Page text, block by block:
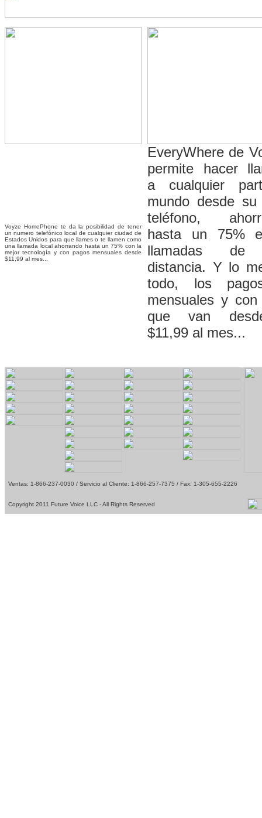
Voyze HomePhone te da la posibilidad de tener
un numero telefónico local de cualquier ciudad de
Estados Unidos para que llames o te llamen como
una llamada local ahorrando hasta un 75% con la
mejor tecnología y con pagos mensuales desde
$11,99 al mes...
EveryWhere de
permite hacer
a cualquier
mundo desde su
teléfono,
hasta un 75%
llamadas de
distancia. Y lo
todo, los
mensuales y con
que van
$11,99 al mes...
Ventas: 1-866-237-0030 / Servicio al Cliente: 1-866-257-7375 / Fax: 1-305-655-2226
Copyright 2011 Future Voice LLC - All Rights Reserved